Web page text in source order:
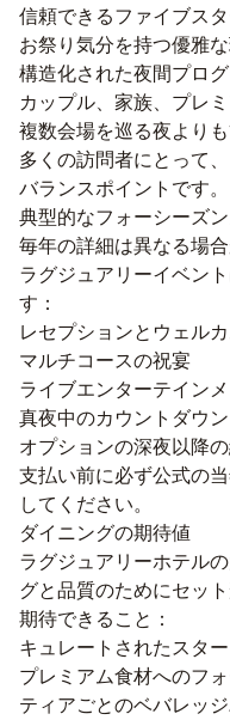
信頼できるファイブス
お祭り気分を持つ優雅
構造化された夜間プロ
カップル、家族、プレ
複数会場を巡る夜より
多くの訪問者にとって
バランスポイントです。
典型的なフォーシーズ
毎年の詳細は異なる場
ラグジュアリーイベン
す：
レセプションとウェル
マルチコースの祝宴
ライブエンターテイン
真夜中のカウントダウ
オプションの深夜以降
支払い前に必ず公式の
してください。
ダイニングの期待値
ラグジュアリーホテル
グと品質のためにセット
期待できること：
キュレートされたスタ
プレミアム食材へのフ
ティアごとのベバレッ